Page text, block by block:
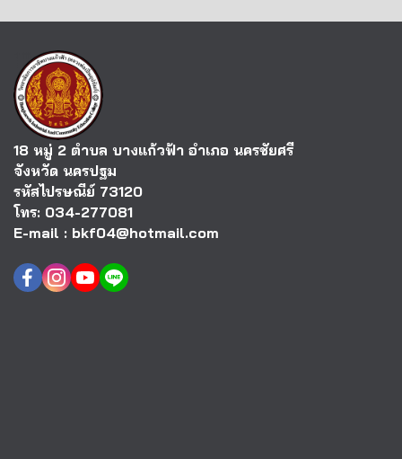
18 หมู่ 2 ตำบล บางแก้วฟ้า อำเภอ นครชัยศรี
จังหวัด นครปฐม
รหัสไปรษณีย์ 73120
โทร: 034-277081
E-mail : bkf04@hotmail.com